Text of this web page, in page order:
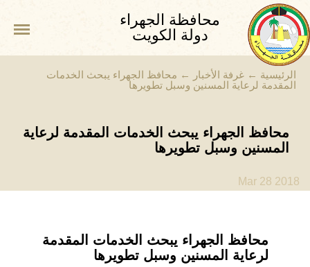
محافظة الجهراء
دولة الكويت
الرئيسية ← غرفة الأخبار ← محافظ الجهراء يبحث الخدمات
المقدمة لرعاية المسنين وسبل تطويرها
محافظ الجهراء يبحث الخدمات المقدمة لرعاية
المسنين وسبل تطويرها
Mar 28 2018
محافظ الجهراء يبحث الخدمات المقدمة
لرعاية المسنين وسبل تطويرها